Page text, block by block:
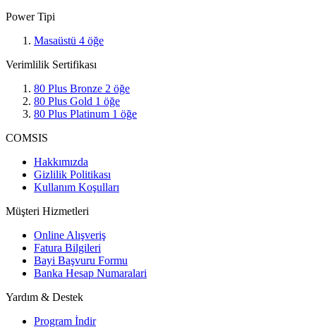
Power Tipi
Masaüstü 4 öğe
Verimlilik Sertifikası
80 Plus Bronze 2 öğe
80 Plus Gold 1 öğe
80 Plus Platinum 1 öğe
COMSIS
Hakkımızda
Gizlilik Politikası
Kullanım Koşulları
Müşteri Hizmetleri
Online Alışveriş
Fatura Bilgileri
Bayi Başvuru Formu
Banka Hesap Numaralari
Yardım & Destek
Program İndir